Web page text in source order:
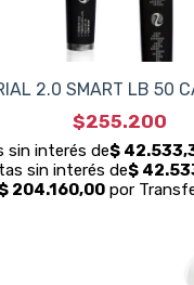
2.0 SMART LB 50
$255.200